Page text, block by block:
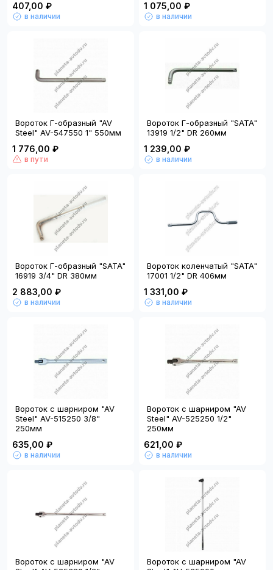
407,00 ₽
в наличии
1 075,00 ₽
в наличии
Вороток Г-образный "AV
Steel" AV-547550 1" 550мм
1 776,00 ₽
в пути
Вороток Г-образный "SATA"
13919 1/2" DR 260мм
1 239,00 ₽
в наличии
Вороток Г-образный "SATA"
16919 3/4" DR 380мм
2 883,00 ₽
в наличии
Вороток коленчатый "SATA"
17001 1/2" DR 406мм
1 331,00 ₽
в наличии
Вороток с шарниром "AV
Steel" AV-515250 3/8"
250мм
635,00 ₽
в наличии
Вороток с шарниром "AV
Steel" AV-525250 1/2"
250мм
621,00 ₽
в наличии
Вороток с шарниром "AV
Вороток с шарниром "AV